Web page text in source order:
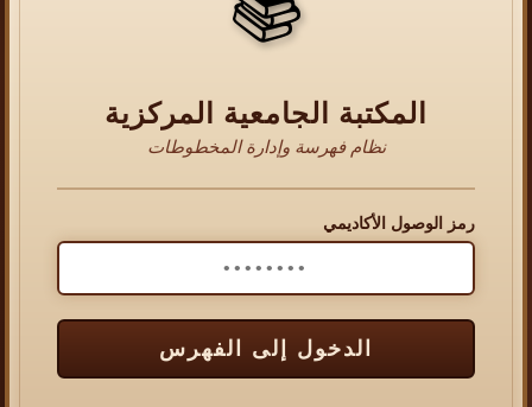
المكتبة الجامعية المركزية
نظام فهرسة وإدارة المخطوطات
رمز الوصول الأكاديمي
الدخول إلى الفهرس